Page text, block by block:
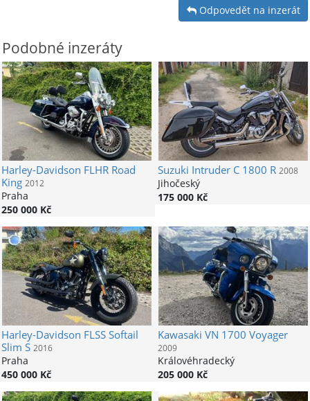
Odpovedět na inzerát
Podobné inzeráty
Harley-Davidson FLHR Road
King 2012
Praha
250 000 Kč
Suzuki Intruder C 1800 R 2008
Jihočeský
175 000 Kč
Harley-Davidson FLSS Softail
Slim S 2016
Praha
450 000 Kč
Kawasaki VN 1700 Voyager
2009
Královéhradecký
205 000 Kč